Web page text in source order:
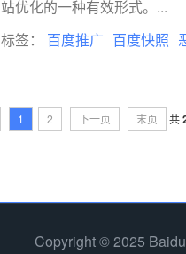
站优化的一种有效形式。...
标签： 百度推广 百度快照
1 2 下一页 末页 共
Copyright © 2025 Baidu